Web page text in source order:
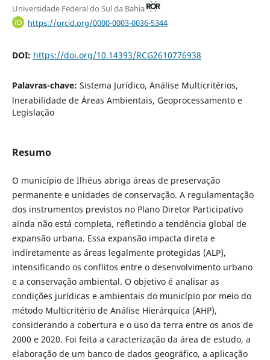
Universidade Federal do Sul da Bahia
https://orcid.org/0000-0003-0036-5344
DOI: https://doi.org/10.14393/RCG2610776938
Palavras-chave: Sistema Jurídico, Análise Multicritérios,
lnerabilidade de Áreas Ambientais, Geoprocessamento e
Legislação
Resumo
O município de Ilhéus abriga áreas de preservação
permanente e unidades de conservação. A regulamentação
dos instrumentos previstos no Plano Diretor Participativo
ainda não está completa, refletindo a tendência global de
expansão urbana. Essa expansão impacta direta e
indiretamente as áreas legalmente protegidas (ALP),
intensificando os conflitos entre o desenvolvimento urbano
e a conservação ambiental. O objetivo é analisar as
condições jurídicas e ambientais do município por meio do
método Multicritério de Análise Hierárquica (AHP),
considerando a cobertura e o uso da terra entre os anos de
2000 e 2020. Foi feita a caracterização da área de estudo, a
elaboração de um banco de dados geográfico, a aplicação